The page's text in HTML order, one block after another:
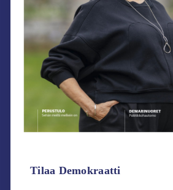
Tilaa Demokraatti